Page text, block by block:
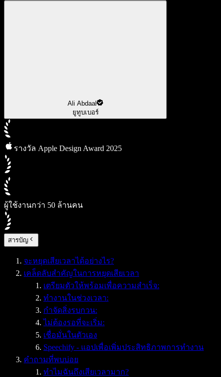
Ali Abdaal
ยูทูบเบอร์
รางวัล Apple Design Award 2025
ผู้ใช้งานกว่า 50 ล้านคน
สารบัญ
จะหยุดเสียเวลาได้อย่างไร?
เคล็ดลับสำคัญในการหยุดเสียเวลา
เตรียมตัวให้พร้อมเพื่อความสำเร็จ:
ทำงานในช่วงเวลา:
กำจัดสิ่งรบกวน:
ไม่ต้องรอที่จะเริ่ม:
เชื่อมั่นในตัวเอง
Speechify - แอปเพื่อเพิ่มประสิทธิภาพการทำงาน
คำถามที่พบบ่อย
ทำไมฉันถึงเสียเวลามาก?